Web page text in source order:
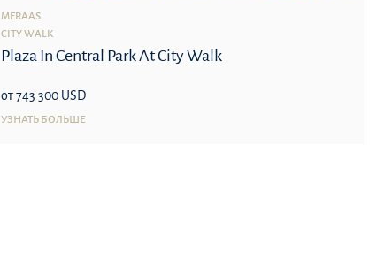
MERAAS
CITY WALK
Plaza In Central Park At City Walk
от 743 300 USD
УЗНАТЬ БОЛЬШЕ